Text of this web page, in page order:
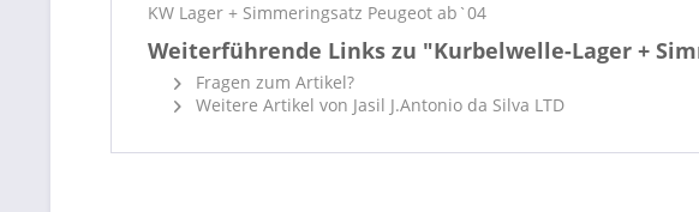
KW Lager + Simmeringsatz Peugeot ab`04
Weiterführende Links zu "Kurbelwelle-Lager +
Fragen zum Artikel?
Weitere Artikel von Jasil J.Antonio da Silva LTD